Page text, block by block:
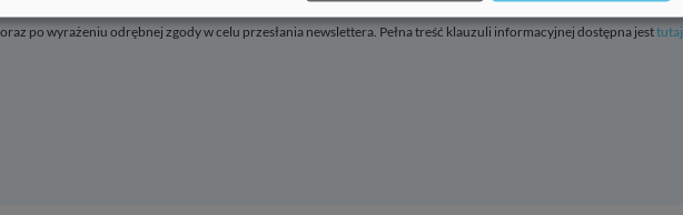
po wyrażeniu odrębnej zgody w celu przesłania newslettera. Pełna treść klauzuli informacyjnej dostępna jesttutaj